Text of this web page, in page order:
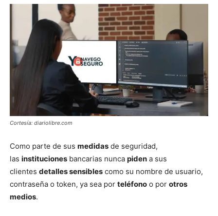
Cortesía: diariolibre.com
Como parte de sus medidas de seguridad,
las instituciones bancarias nunca piden a sus
clientes detalles sensibles como su nombre de usuario,
contraseña o token, ya sea por teléfono o por otros
medios.